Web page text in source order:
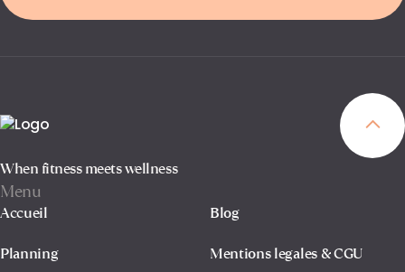
When fitness meets wellness
Menu
Accueil
Planning
Blog
Mentions legales & CGU